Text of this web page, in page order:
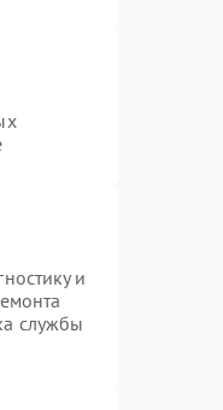
и
службы